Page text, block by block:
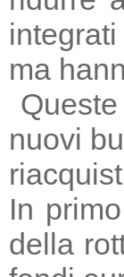
ma
nuovi
In
della